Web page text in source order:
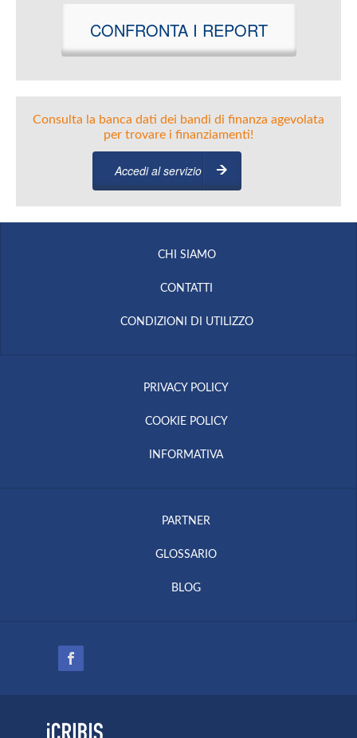
CONFRONTA I REPORT
Consulta la banca dati dei bandi di finanza agevolata
per trovare i finanziamenti!
Accedi al servizio
CHI SIAMO
CONTATTI
CONDIZIONI DI UTILIZZO
PRIVACY POLICY
COOKIE POLICY
INFORMATIVA
PARTNER
GLOSSARIO
BLOG